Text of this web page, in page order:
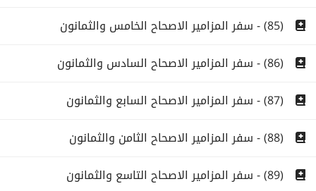
(85) - سفر المزامير الاصحاح الخامس والثمانون
(86) - سفر المزامير الاصحاح السادس والثمانون
(87) - سفر المزامير الاصحاح السابع والثمانون
(88) - سفر المزامير الاصحاح الثامن والثمانون
(89) - سفر المزامير الاصحاح التاسع والثمانون